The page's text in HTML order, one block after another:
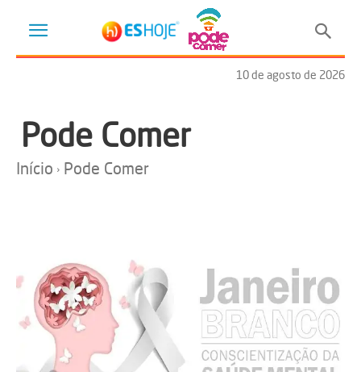
10 de agosto de 2026
Pode Comer
Início Pode Comer